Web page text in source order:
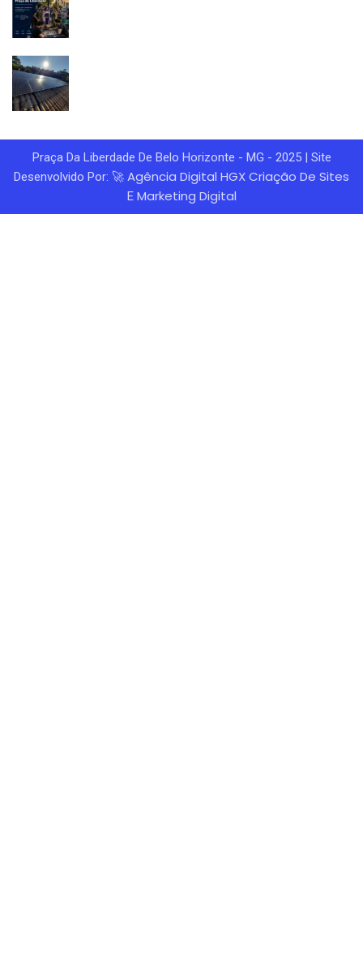
Praça Da Liberdade De Belo Horizonte - MG - 2025 | Site
Desenvolvido Por: 🚀 Agência Digital HGXCriação De Sites
E Marketing Digital